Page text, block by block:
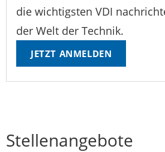
die wichtigsten VDI
der Welt der Technik.
JETZT ANMELDEN
Stellenangebote